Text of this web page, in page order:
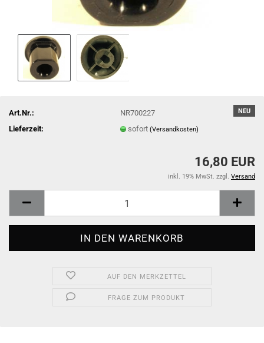
NEU
Art.Nr.:
NR700227
Lieferzeit:
sofort(Versandkosten)
16,80 EUR
inkl. 19% MwSt. zzgl. Versand
AUF DEN MERKZETTEL
FRAGE ZUM PRODUKT